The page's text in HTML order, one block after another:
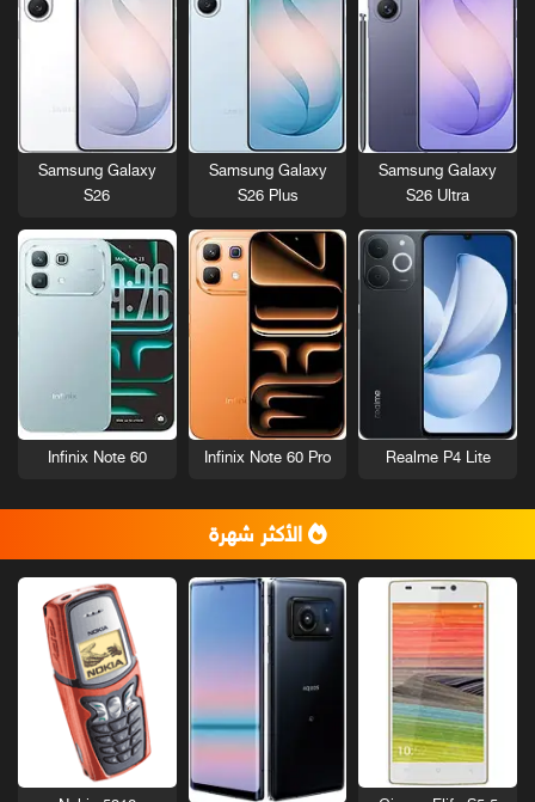
Samsung Galaxy
S26 Ultra
Samsung Galaxy
S26 Plus
Samsung Galaxy
S26
Realme P4 Lite
Infinix Note 60 Pro
Infinix Note 60
الأكثر شهرة